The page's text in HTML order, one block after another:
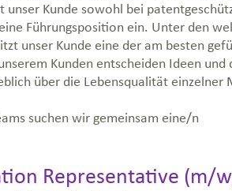
unser Kunde sowohl bei
Führungsposition ein. Unter den
unser Kunde eine der am besten
Kunden entscheiden Ideen und
über die Lebensqualität einzelner
suchen wir gemeinsam eine/n
Representative (m/